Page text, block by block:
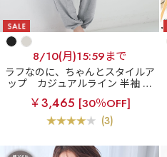
8/10(月)15:59まで
ラフなのに、ちゃんとスタイルア
ップ
カジュアルライン 半袖 上
下セット
￥3,465 [30％OFF]
(3)